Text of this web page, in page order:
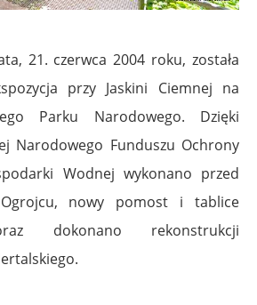
21. czerwca 2004 roku, została
przy Jaskini Ciemnej na
Parku Narodowego. Dzięki
Narodowego Funduszu Ochrony
Wodnej wykonano przed
nowy pomost i tablice
dokonano rekonstrukcji